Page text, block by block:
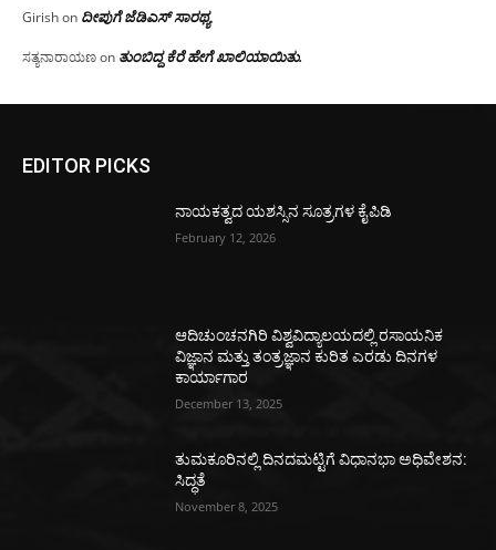
Girishon ದೀಪುಗೆ ಜೆಡಿಎಸ್ ಸಾರಥ್ಯ
ಸತ್ಯನಾರಾಯಣon ತುಂಬಿದ್ದ ಕೆರೆ ಹೇಗೆ ಖಾಲಿಯಾಯಿತು.
EDITOR PICKS
ನಾಯಕತ್ವದ ಯಶಸ್ಸಿನ ಸೂತ್ರಗಳ ಕೈಪಿಡಿ
February 12, 2026
ಆದಿಚುಂಚನಗಿರಿ ವಿಶ್ವವಿದ್ಯಾಲಯದಲ್ಲಿ ರಸಾಯನಿಕ
ವಿಜ್ಞಾನ ಮತ್ತು ತಂತ್ರಜ್ಞಾನ ಕುರಿತ ಎರಡು ದಿನಗಳ
ಕಾರ್ಯಾಗಾರ
December 13, 2025
ತುಮಕೂರಿನಲ್ಲಿ ದಿನದಮಟ್ಟಿಗೆ ವಿಧಾನಭಾ ಅಧಿವೇಶನ:
ಸಿದ್ಧತೆ
November 8, 2025